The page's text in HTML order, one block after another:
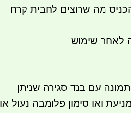
מה שרוצים לחבית קרח
לאחר שימוש
עם בנד סגירה שניתן
ואו סימון פלומבה נעול או